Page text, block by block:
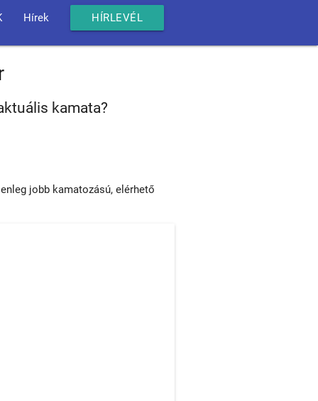
Hírek HÍRLEVÉL
kamata?
jobb kamatozású, elérhető